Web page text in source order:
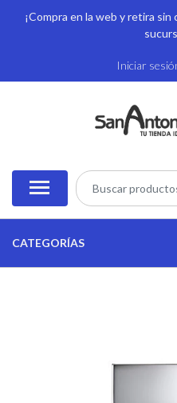
¡Compra en la web y retira
Iniciar
CATEGORÍAS